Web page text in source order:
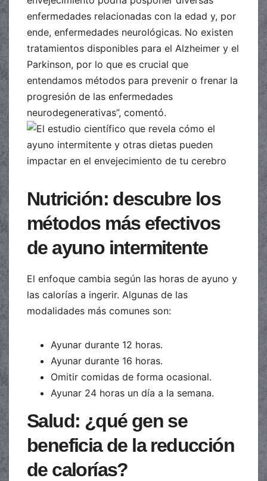
enfermedades relacionadas con la edad y, por
ende, enfermedades neurológicas. No existen
tratamientos disponibles para el Alzheimer y el
Parkinson, por lo que es crucial que
entendamos métodos para prevenir o frenar la
progresión de las enfermedades
neurodegenerativas”, comentó.
Nutrición: descubre los
métodos más efectivos
de ayuno intermitente
El enfoque cambia según las horas de ayuno y
las calorías a ingerir. Algunas de las
modalidades más comunes son:
Ayunar durante 12 horas.
Ayunar durante 16 horas.
Omitir comidas de forma ocasional.
Ayunar 24 horas un día a la semana.
Salud: ¿qué gen se
beneficia de la reducción
de calorías?